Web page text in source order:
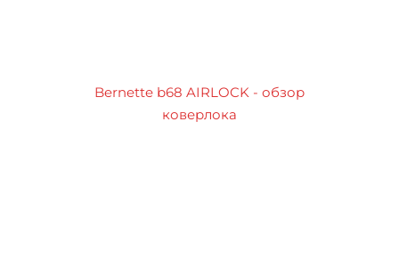
Bernette b68 AIRLOCK - обзор
коверлока